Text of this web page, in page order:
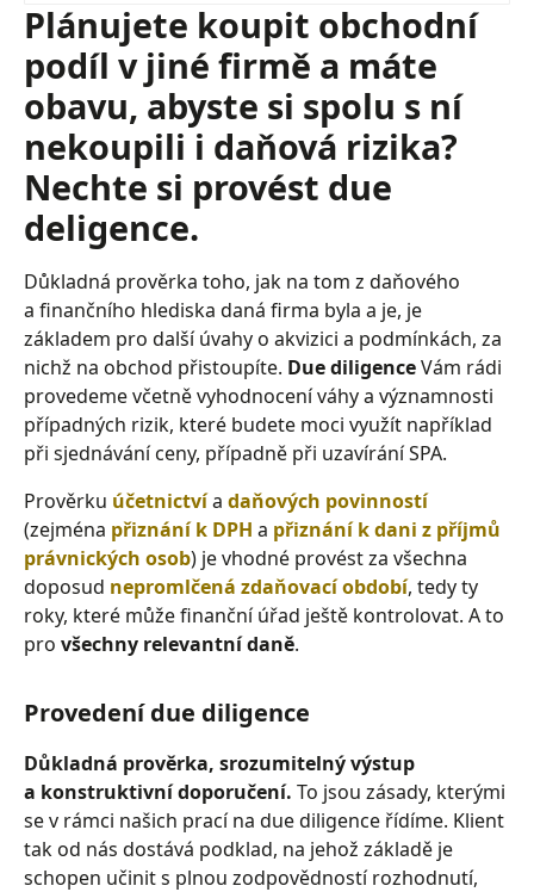
Plánujete koupit obchodní
podíl v jiné firmě a máte
obavu, abyste si spolu s ní
nekoupili i daňová rizika?
Nechte si provést due
deligence.
Důkladná prověrka toho, jak na tom z daňového
a finančního hlediska daná firma byla a je, je
základem pro další úvahy o akvizici a podmínkách, za
nichž na obchod přistoupíte. Due diligenceVám rádi
provedeme včetně vyhodnocení váhy a významnosti
případných rizik, které budete moci využít například
při sjednávání ceny, případně při uzavírání SPA.
Prověrku účetnictvía daňových povinností
(zejména přiznání k DPH a přiznání k dani z příjmů
právnických osob) je vhodné provést za všechna
doposud nepromlčená zdaňovací období, tedy ty
roky, které může finanční úřad ještě kontrolovat. A to
pro všechny relevantní daně.
Provedení due diligence
Důkladná prověrka, srozumitelný výstup
a konstruktivní doporučení. To jsou zásady, kterými
se v rámci našich prací na due diligence řídíme. Klient
tak od nás dostává podklad, na jehož základě je
schopen učinit s plnou zodpovědností rozhodnutí,